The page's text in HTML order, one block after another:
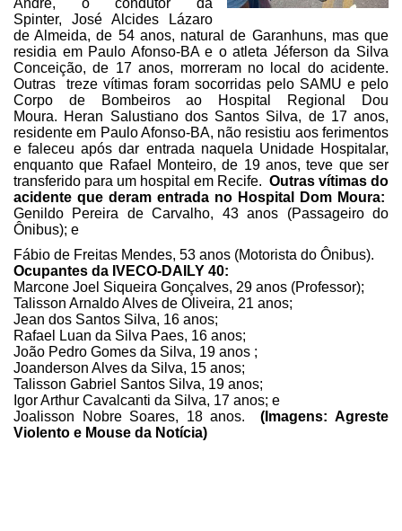
André, o condutor da
Spinter, José Alcides Lázaro
de Almeida, de 54 anos, natural de Garanhuns, mas que
residia em Paulo Afonso-BA e o atleta Jéferson da Silva
Conceição, de 17 anos, morreram no local do acidente.
Outras treze vítimas foram socorridas pelo SAMU e pelo
Corpo de Bombeiros ao Hospital Regional Dou
Moura. Heran Salustiano dos Santos Silva, de 17 anos,
residente em Paulo Afonso-BA, não resistiu aos ferimentos
e faleceu após dar entrada naquela Unidade Hospitalar,
enquanto que Rafael Monteiro, de 19 anos, teve que ser
transferido para um hospital em Recife. Outras vítimas do
acidente que deram entrada no Hospital Dom Moura:
Genildo Pereira de Carvalho, 43 anos (Passageiro do
Ônibus); e
Fábio de Freitas Mendes, 53 anos (Motorista do Ônibus).
Ocupantes da IVECO-DAILY 40:
Marcone Joel Siqueira Gonçalves, 29 anos (Professor);
Talisson Arnaldo Alves de Oliveira, 21 anos;
Jean dos Santos Silva, 16 anos;
Rafael Luan da Silva Paes, 16 anos;
João Pedro Gomes da Silva, 19 anos ;
Joanderson Alves da Silva, 15 anos;
Talisson Gabriel Santos Silva, 19 anos;
Igor Arthur Cavalcanti da Silva, 17 anos; e
Joalisson Nobre Soares, 18 anos.
(Imagens: Agreste
Violento e Mouse da Notícia)